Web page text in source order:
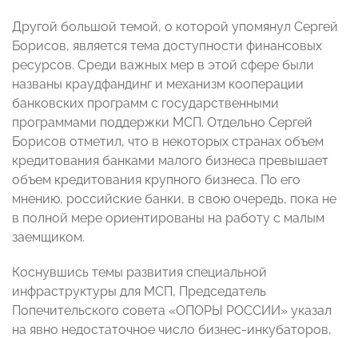
Другой большой темой, о которой упомянул Сергей
Борисов, является тема доступности финансовых
ресурсов. Среди важных мер в этой сфере были
названы краудфандинг и механизм кооперации
банковских программ с государственными
программами поддержки МСП. Отдельно Сергей
Борисов отметил, что в некоторых странах объем
кредитования банками малого бизнеса превышает
объем кредитования крупного бизнеса. По его
мнению, российские банки, в свою очередь, пока не
в полной мере ориентированы на работу с малым
заемщиком.
Коснувшись темы развития специальной
инфраструктуры для МСП, Председатель
Попечительского совета «ОПОРЫ РОССИИ» указал
на явно недостаточное число бизнес-инкубаторов,